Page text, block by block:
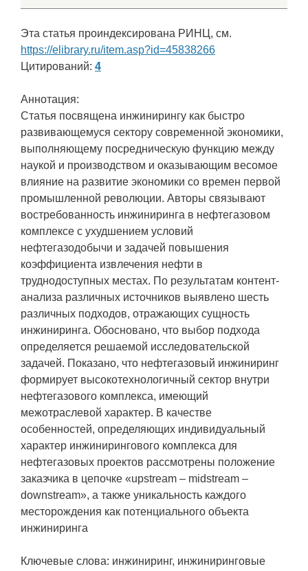
Эта статья проиндексирована РИНЦ, см.
https://elibrary.ru/item.asp?id=45838266
Цитирований: 4
Аннотация:
Статья посвящена инжинирингу как быстро
развивающемуся сектору современной экономики,
выполняющему посредническую функцию между
наукой и производством и оказывающим весомое
влияние на развитие экономики со времен первой
промышленной революции. Авторы связывают
востребованность инжиниринга в нефтегазовом
комплексе с ухудшением условий
нефтегазодобычи и задачей повышения
коэффициента извлечения нефти в
труднодоступных местах. По результатам контент-
анализа различных источников выявлено шесть
различных подходов, отражающих сущность
инжиниринга. Обосновано, что выбор подхода
определяется решаемой исследовательской
задачей. Показано, что нефтегазовый инжиниринг
формирует высокотехнологичный сектор внутри
нефтегазового комплекса, имеющий
межотраслевой характер. В качестве
особенностей, определяющих индивидуальный
характер инжинирингового комплекса для
нефтегазовых проектов рассмотрены положение
заказчика в цепочке «upstream – midstream –
downstream», а также уникальность каждого
месторождения как потенциального объекта
инжиниринга
Ключевые слова: инжиниринг, инжиниринговые